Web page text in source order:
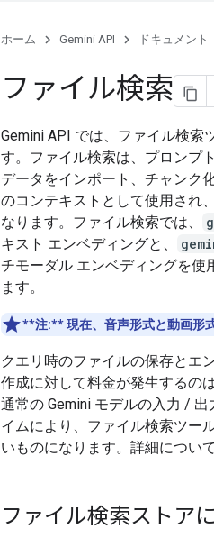
ホーム Gemini API ドキュメント
ファイル検索
Gemini API では、ファイル検索
す。ファイル検索は、プロンプ
データをインポート、チャンク
のコンテキストとして使用され
なります。ファイル検索では、
キスト エンベディングと、
チモーダル エンベディングを使
ます。
**注:**現在、音声形式と動画形
クエリ時のファイルの保存とエ
作成に対して料金が発生するの
通常の Gemini モデルの入力 /
イムにより、ファイル検索ツー
いものになります。詳細につい
ファイル検索ストア